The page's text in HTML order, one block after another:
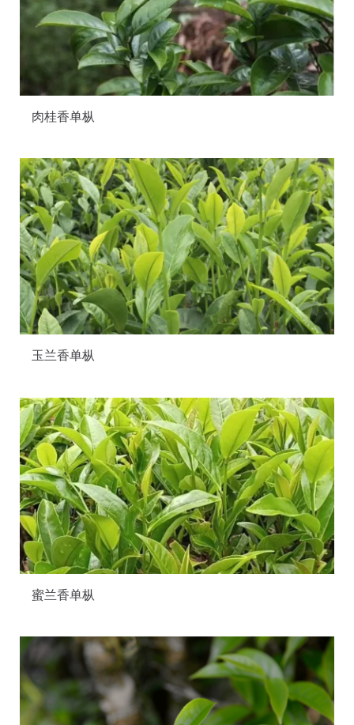
肉桂香单枞
玉兰香单枞
蜜兰香单枞